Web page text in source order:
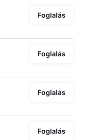
Foglalás
Foglalás
Foglalás
Foglalás